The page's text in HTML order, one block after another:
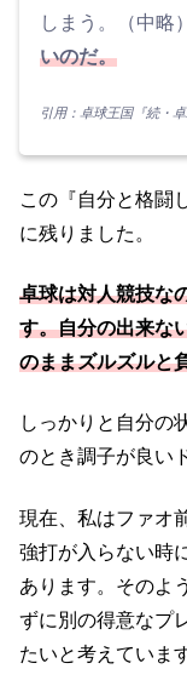
しまう。（中略）
いのだ。
引用：卓球王国『続・卓
この『自分と格闘
に残りました。
卓球は対人競技な
す。自分の出来な
のままズルズルと
しっかりと自分の
のとき調子が良い
現在、私はファオ
強打が入らない時
あります。そのよ
ずに別の得意なプ
たいと考えていま